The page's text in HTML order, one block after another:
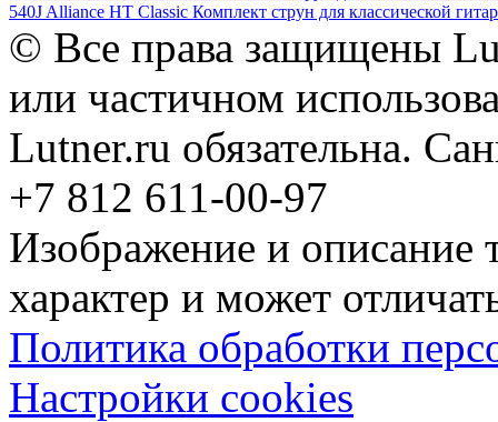
540J Alliance HT Classic Комплект струн для классической
© Все права защищены
или частичном
Lutner.ru обязательна.
+7 812 611-00-97
Изображение и описание
характер и может
Политика обработки
Настройки cookies